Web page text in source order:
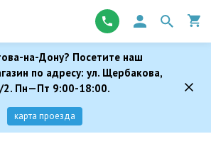
на-Дону? Посетите наш
по адресу: ул. Щербакова,
2. Пн—Пт 9:00-18:00.
карта проезда